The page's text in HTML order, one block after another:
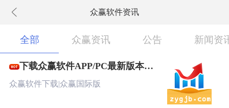
众赢软件资讯
全部 众赢资讯 公告 新闻资
下载众赢软件APP/PC最新版本
New!
众赢软件下载|众赢国际版